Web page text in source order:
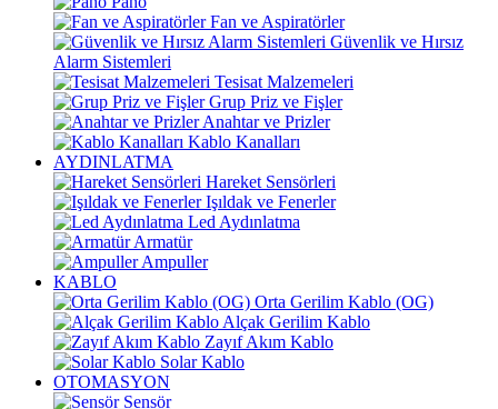
Fan ve Aspiratörler
Güvenlik ve Hırsız
Alarm Sistemleri
Tesisat Malzemeleri
Grup Priz ve Fişler
Anahtar ve Prizler
Kablo Kanalları
AYDINLATMA
Hareket Sensörleri
Işıldak ve Fenerler
Led Aydınlatma
Armatür
Ampuller
KABLO
Orta Gerilim Kablo (OG)
Alçak Gerilim Kablo
Zayıf Akım Kablo
Solar Kablo
OTOMASYON
Sensör